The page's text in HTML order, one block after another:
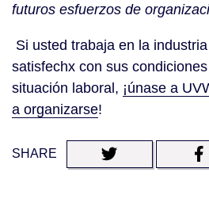
futuros esfuerzos de
Si usted trabaja en la
satisfechx con sus
situación laboral, ¡únase a
a organizarse!
SHARE